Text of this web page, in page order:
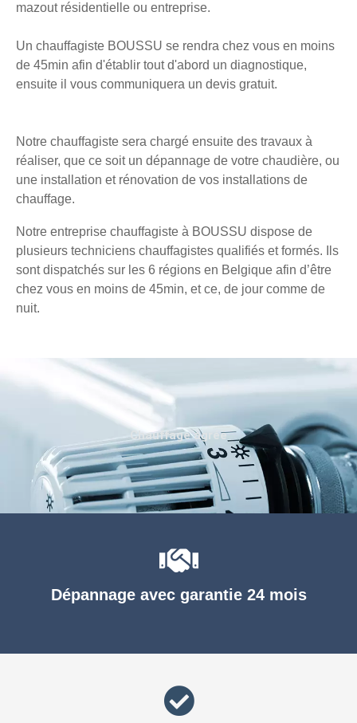
mazout résidentielle ou entreprise.
Un chauffagiste BOUSSU se rendra chez vous en moins
de 45min afin d'établir tout d'abord un diagnostique,
ensuite il vous communiquera un devis gratuit.
Notre chauffagiste sera chargé ensuite des travaux à
réaliser, que ce soit un dépannage de votre chaudière, ou
une installation et rénovation de vos installations de
chauffage.
Notre entreprise chauffagiste à BOUSSU dispose de
plusieurs techniciens chauffagistes qualifiés et formés. Ils
sont dispatchés sur les 6 régions en Belgique afin d’être
chez vous en moins de 45min, et ce, de jour comme de
nuit.
Dépannage avec garantie 24 mois
Chauffage agréé